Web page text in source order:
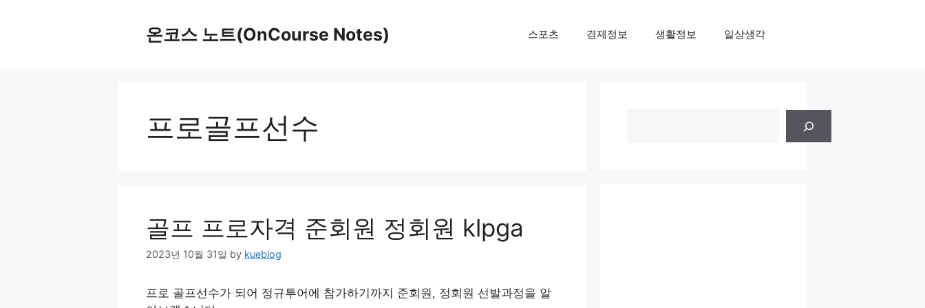
온코스 노트(OnCourse Notes) 스포츠 경제정보 생활정보 일상생각
프로골프선수
골프 프로자격 준회원 정회원 klpga
2023년 10월 31일 by kueblog
프로 골프선수가 되어 정규투어에 참가하기까지 준회원, 정회원 선발과정을 알